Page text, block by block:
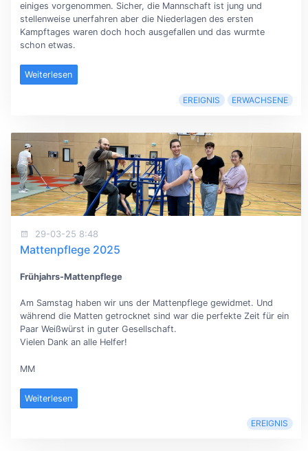
einiges vorgenommen. Sicher, die Mannschaft ist jung und
stellenweise unerfahren aber die Niederlagen des ersten
Kampftages waren doch hoch ausgefallen und das wurmte
schon etwas.
Weiterlesen
EREIGNIS ERWACHSENE
29-03-25 8:48
Mattenpflege 2025
Frühjahrs-Mattenpflege
Am Samstag haben wir uns der Mattenpflege gewidmet. Und
während die Matten getrocknet sind war die perfekte Zeit für ein
Paar Weißwürst in guter Gesellschaft.
Vielen Dank an alle Helfer!
MM
Weiterlesen
EREIGNIS